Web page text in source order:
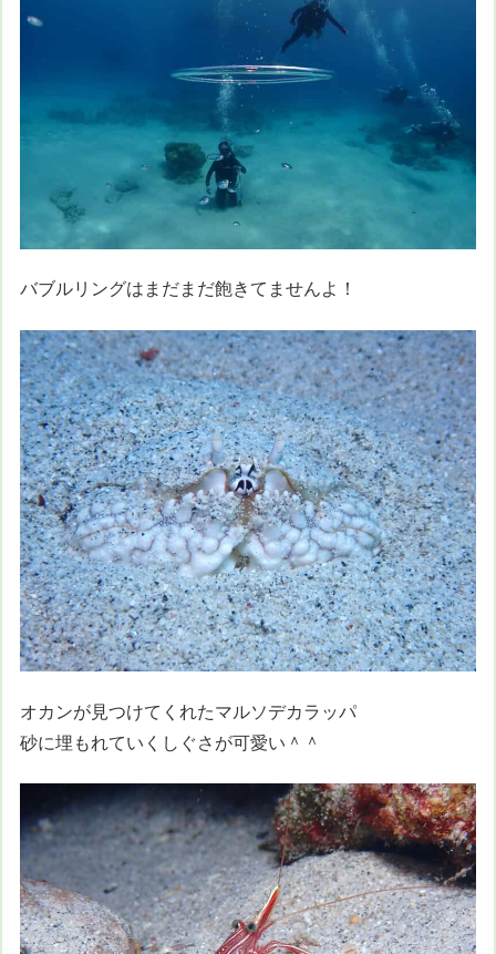
バブルリングはまだまだ飽きてませんよ！
オカンが見つけてくれたマルソデカラッパ
砂に埋もれていくしぐさが可愛い＾＾